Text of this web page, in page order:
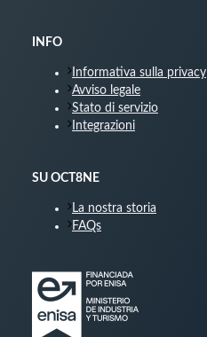
INFO
Informativa sulla privacy
Avviso legale
Stato di servizio
Integrazioni
SU OCT8NE
La nostra storia
FAQs